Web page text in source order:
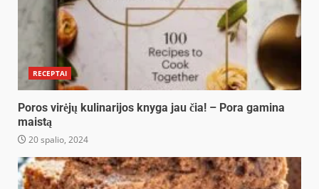
RECEPTAI
Poros virėjų kulinarijos knyga jau čia! – Pora gamina
maistą
20 spalio, 2024